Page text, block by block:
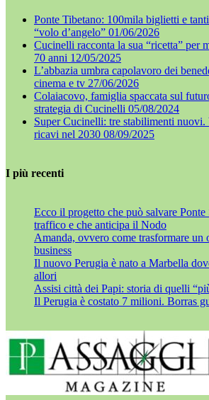
Ponte Tibetano: 100mila biglietti e
“volo d’angelo” 01/06/2026
Cucinelli racconta la sua “ricetta” per
70 anni 12/05/2025
L’abbazia umbra capolavoro dei
cinema e tv 27/06/2026
Colaiacovo, famiglia spaccata sul
strategia di Cucinelli 05/08/2024
Super Cucinelli: tre stabilimenti
ricavi nel 2030 08/09/2025
I più recenti
Ecco il progetto che può salvare
traffico e che anticipa il Nodo
Amanda, ovvero come trasformare un
business
Il nuovo Perugia è nato a Marbella
allori
Assisi città dei Papi: storia di quelli
Il Perugia è costato 7 milioni. Borras